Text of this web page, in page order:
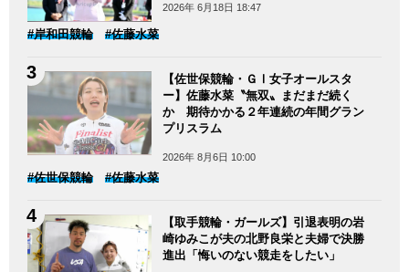
2026年 6月18日 18:47
#岸和田競輪 #佐藤水菜
【佐世保競輪・ＧⅠ女子オールスタ
ー】佐藤水菜〝無双〟まだまだ続く
か 期待かかる２年連続の年間グラン
プリスラム
2026年 8月6日 10:00
#佐世保競輪 #佐藤水菜
【取手競輪・ガールズ】引退表明の岩
崎ゆみこが夫の北野良栄と夫婦で決勝
進出「悔いのない競走をしたい」